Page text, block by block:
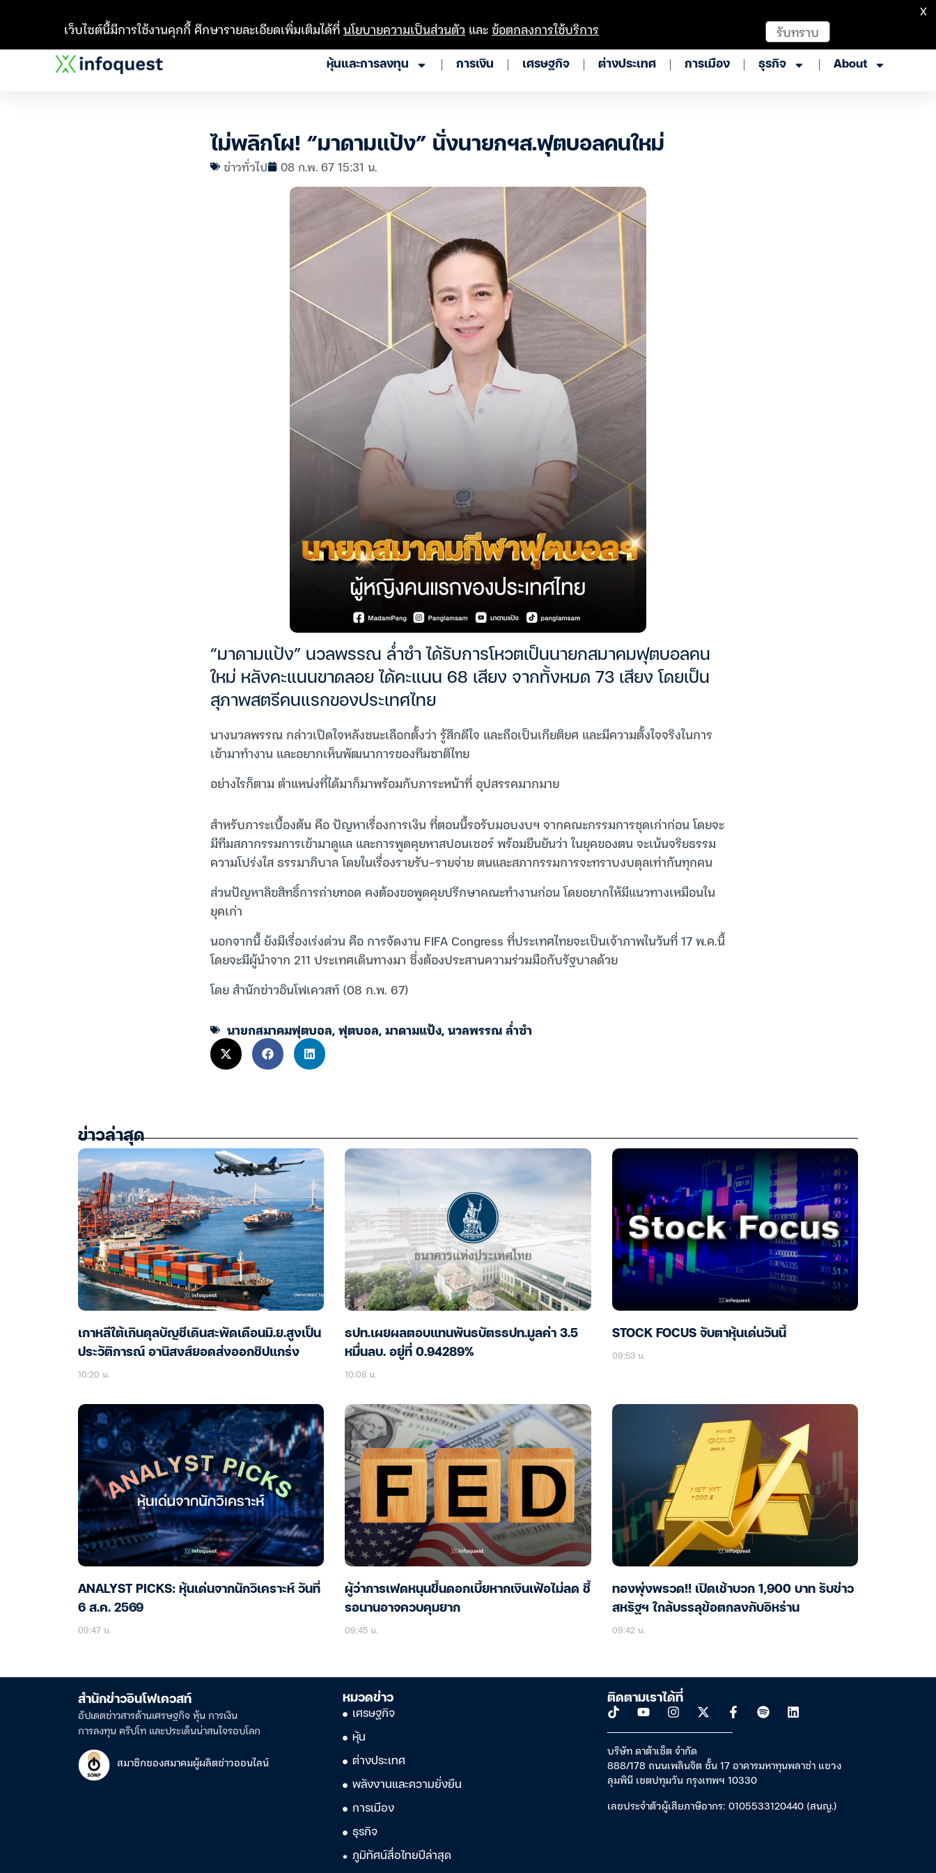
หุ้นและการลงทุน การเงิน เศรษฐกิจ ต่างประเทศ การเมือง ธุรกิจ About
ไม่พลิกโผ! “มาดามแป้ง” นั่งนายกฯส.ฟุตบอลคนใหม่
ข่าวทั่วไป 08 ก.พ. 67 15:31 น.
“มาดามแป้ง” นวลพรรณ ล่ำซำ ได้รับการโหวตเป็นนายกสมาคมฟุตบอลคน
ใหม่ หลังคะแนนขาดลอย ได้คะแนน 68 เสียง จากทั้งหมด 73 เสียง โดยเป็น
สุภาพสตรีคนแรกของประเทศไทย
นางนวลพรรณ กล่าวเปิดใจหลังชนะเลือกตั้งว่า รู้สึกดีใจ และถือเป็นเกียติยศ และมีความตั้งใจจริงในการ
เข้ามาทำงาน และอยากเห็นพัฒนาการของทีมชาติไทย
อย่างไรก็ตาม ตำแหน่งที่ได้มาก็มาพร้อมกับภาระหน้าที่ อุปสรรคมากมาย
สำหรับภาระเบื้องต้น คือ ปัญหาเรื่องการเงิน ที่ตอนนี้รอรับมอบงบฯ จากคณะกรรมการชุดเก่าก่อน โดยจะ
มีทีมสภากรรมการเข้ามาดูแล และการพูดคุยหาสปอนเซอร์ พร้อมยืนยันว่า ในยุคของตน จะเน้นจริยธรรม
ความโปร่งใส ธรรมาภิบาล โดยในเรื่องรายรับ-รายจ่าย ตนและสภากรรมการจะทราบงบดุลเท่ากันทุกคน
ส่วนปัญหาลิขสิทธิ์การถ่ายทอด คงต้องขอพูดคุยปรึกษาคณะทำงานก่อน โดยอยากให้มีแนวทางเหมือนใน
ยุคเก่า
นอกจากนี้ ยังมีเรื่องเร่งด่วน คือ การจัดงาน FIFA Congress​ ที่ประเทศไทยจะเป็นเจ้าภาพในวันที่ 17 พ.ค.นี้
โดยจะมีผู้นำจาก 211 ประเทศเดินทางมา ซึ่งต้องประสานความร่วมมือกับรัฐบาลด้วย
โดย สำนักข่าวอินโฟเควสท์ (08 ก.พ. 67)
นายกสมาคมฟุตบอล,ฟุตบอล,มาดามแป้ง,​นวลพรรณ ล่ำซำ
ข่าวล่าสุด
เกาหลีใต้เกินดุลบัญชีเดินสะพัดเดือนมิ.ย.สูงเป็น
ประวัติการณ์ อานิสงส์ยอดส่งออกชิปแกร่ง
10:20 น.
ธปท.เผยผลตอบแทนพันธบัตรธปท.มูลค่า 3.5
หมื่นลบ. อยู่ที่ 0.94289%
10:08 น.
STOCK FOCUS จับตาหุ้นเด่นวันนี้
09:53 น.
ANALYST PICKS: หุ้นเด่นจากนักวิเคราะห์ วันที่
6 ส.ค. 2569
09:47 น.
ผู้ว่าการเฟดหนุนขึ้นดอกเบี้ยหากเงินเฟ้อไม่ลด ชี้
รอนานอาจควบคุมยาก
09:45 น.
ทองพุ่งพรวด!! เปิดเช้าบวก 1,900 บาท รับข่าว
สหรัฐฯ ใกล้บรรลุข้อตกลงกับอิหร่าน
09:42 น.
สำนักข่าวอินโฟเควสท์
อัปเดตข่าวสารด้านเศรษฐกิจ หุ้น การเงิน
การลงทุน คริปโท และประเด็นน่าสนใจรอบโลก
สมาชิกของสมาคมผู้ผลิตข่าวออนไลน์
หมวดข่าว
เศรษฐกิจ
หุ้น
ต่างประเทศ
พลังงานและความยั่งยืน
การเมือง
ธุรกิจ
ภูมิทัศน์สื่อไทยปีล่าสุด
ติดตามเราได้ที่
บริษัท ดาต้าเซ็ต จำกัด
888/178 ถนนเพลินจิต ชั้น 17 อาคารมหาทุนพลาซ่า แขวง
ลุมพินี เขตปทุมวัน กรุงเทพฯ 10330
เลขประจำตัวผู้เสียภาษีอากร: 0105533120440 (สนญ.)
เว็บไซต์นี้มีการใช้งานคุกกี้ ศึกษารายละเอียดเพิ่มเติมได้ที่นโยบายความเป็นส่วนตัว และข้อตกลงการใช้บริการ รับทราบ
X